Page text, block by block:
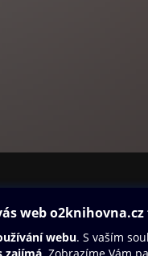
Oneplay Originály